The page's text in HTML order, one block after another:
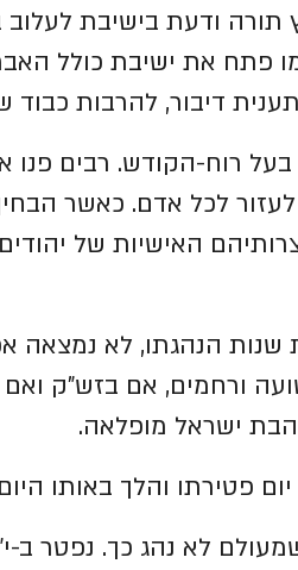
ודעת בישיבת לעלוב
פתח את ישיבת כולל
דיבור, להרבות כבוד
רוח-הקודש. רבים פנו
לכל אדם. כאשר
האישיות של
שנות הנהגתו, לא
ורחמים, אם בזש"ק ואם
ישראל מופלאה.
פטירתו והלך באותו היום